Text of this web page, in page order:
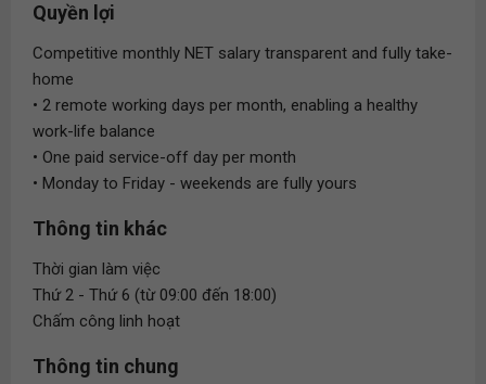
Quyền lợi
Competitive monthly NET salary transparent and fully take-
home
• 2 remote working days per month, enabling a healthy
work-life balance
• One paid service-off day per month
• Monday to Friday - weekends are fully yours
Thông tin khác
Thời gian làm việc
Thứ 2 - Thứ 6 (từ 09:00 đến 18:00)
Chấm công linh hoạt
Thông tin chung